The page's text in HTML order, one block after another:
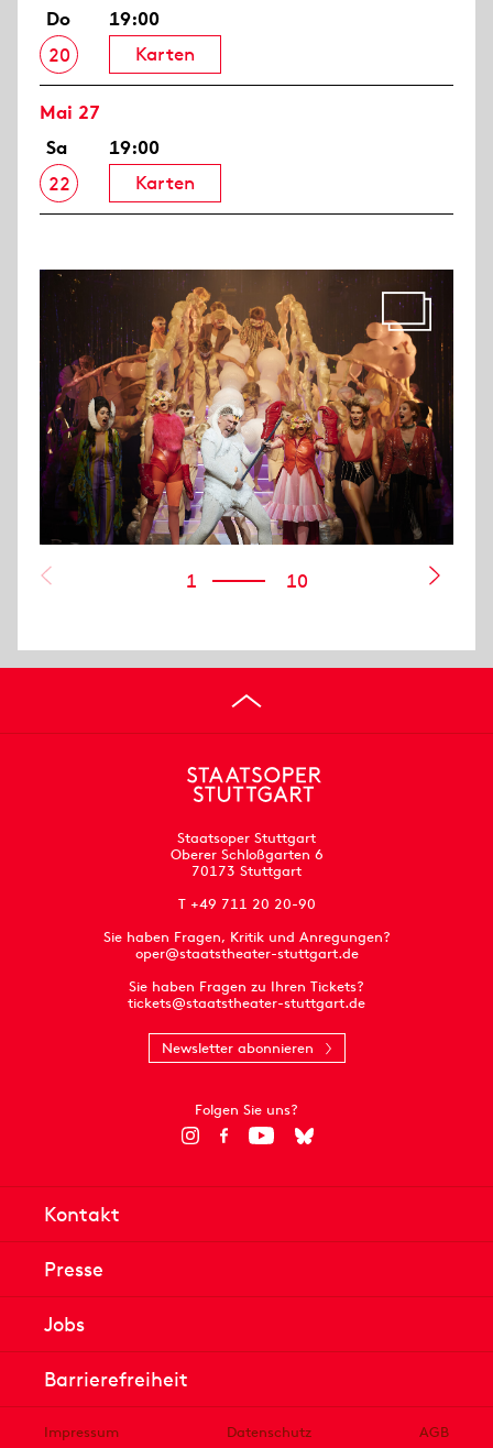
Do
20
19:00
Karten
Mai 27
Sa
22
19:00
Karten
1 10
Staatsoper Stuttgart
Oberer Schloßgarten 6
70173 Stuttgart
T +49 711 20 20-90
Sie haben Fragen, Kritik und Anregungen?
oper@staatstheater-stuttgart.de
Sie haben Fragen zu Ihren Tickets?
tickets@staatstheater-stuttgart.de
Newsletter abonnieren
Folgen Sie uns?
Kontakt
Presse
Jobs
Barrierefreiheit
Impressum Datenschutz AGB